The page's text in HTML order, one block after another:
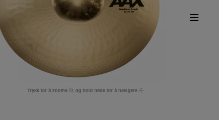
Trykk for å zoome og hold nede for å navigere